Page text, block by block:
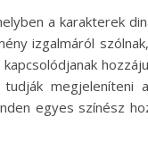
a karakterek
izgalmáról
megjeleníteni
egyes színész